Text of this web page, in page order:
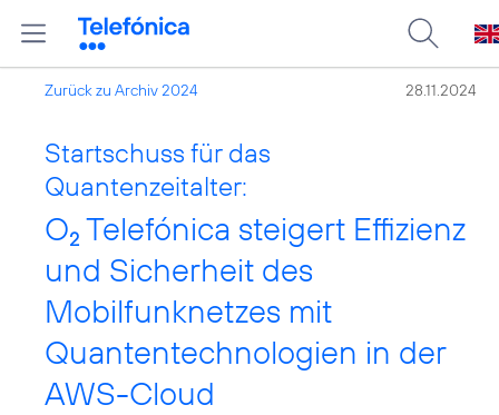
Zurück zu Archiv 2024 28.11.2024
Startschuss für das
Quantenzeitalter:
O2 Telefónica steigert Effizienz
und Sicherheit des
Mobilfunknetzes mit
Quantentechnologien in der
AWS-Cloud